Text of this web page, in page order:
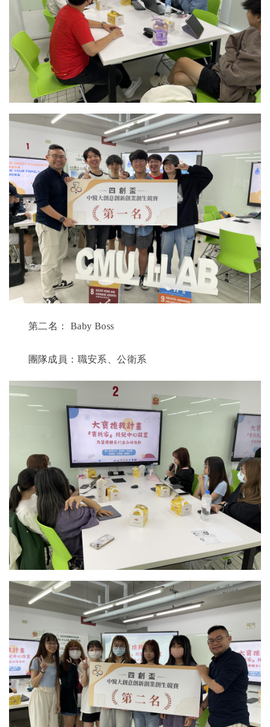
第二名： Baby Boss
團隊成員：職安系、公衛系